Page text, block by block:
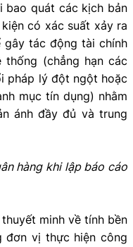
bao quát các kịch bản
có xác suất xảy ra
gây tác động tài chính
(chẳng hạn các
pháp lý đột ngột hoặc
mục tín dụng) nhằm
ánh đầy đủ và trung
hàng khi lập báo cáo
minh về tính bền
đơn vị thực hiện công